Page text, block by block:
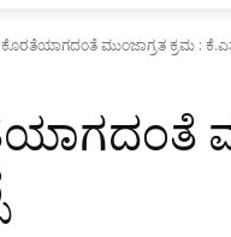
ಮುಂಜಾಗ್ರತ ಕ್ರಮ :